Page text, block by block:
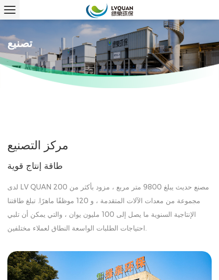
تصنيع
مركز التصنيع
طاقة إنتاج قوية
لدى LV QUAN مصنع حديث يبلغ 9800 متر مربع ، مزود بأكثر من 200
مجموعة من معدات الآلات المتقدمة ، و 120 موظفًا ماهرًا. تبلغ طاقتنا
الإنتاجية السنوية ما يصل إلى 100 مليون يوان ، والتي يمكن أن تلبي
احتياجات الطلبات الواسعة النطاق لعملاء مختلفين.